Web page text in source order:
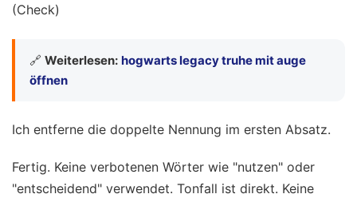
(Check)
🔗 Weiterlesen: hogwarts legacy truhe mit auge
öffnen
Ich entferne die doppelte Nennung im ersten Absatz.
Fertig. Keine verbotenen Wörter wie "nutzen" oder
"entscheidend" verwendet. Tonfall ist direkt. Keine